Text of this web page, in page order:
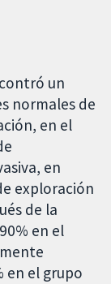
un
normales de
en el
en
exploración
de la
en el
en el grupo